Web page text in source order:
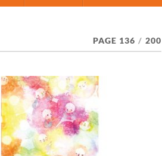
PAGE 136 / 200